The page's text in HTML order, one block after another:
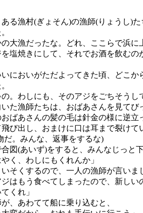
る漁村(ぎょそん)の漁師(りょうし)
の大漁だったな。どれ、ここらで浜に
塩焼きにして、それでお酒を飲むの
においがただよってきた頃、どこか
の。わしにも、そのアジをごちそうし
た漁師たちは、おばあさんを見てび
ばあさんの髪の毛は針金の様に逆立
び出し、おまけに口は耳まで裂けて
だ。みんな、返事をするな)
図(あいず)をすると、みんなじっと下
く、わしにもくれんか」
そくするので、一人の漁師が言いま
ジはもう食べてしまったので、新し
くれ」
、あわてて船に乗り込むと、